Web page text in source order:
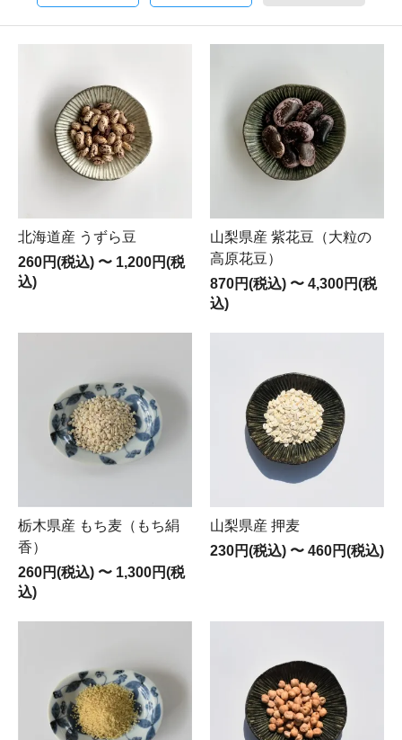
北海道産 うずら豆
260円(税込) 〜 1,200円(税
込)
山梨県産 紫花豆（大粒の
高原花豆）
870円(税込) 〜 4,300円(税
込)
栃木県産 もち麦（もち絹
香）
260円(税込) 〜 1,300円(税
込)
山梨県産 押麦
230円(税込) 〜 460円(税込)